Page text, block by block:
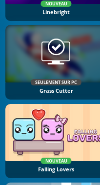
NOUVEAU
Linebright
SEULEMENT SUR PC
Grass Cutter
NOUVEAU
Falling Lovers